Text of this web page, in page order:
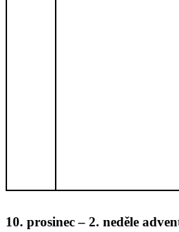
10. prosinec – 2. neděle